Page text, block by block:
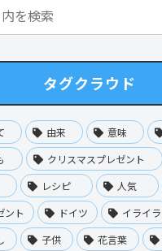
タグクラウド
由来 意味
クリスマスプレゼント
レシピ 人気
ント
ドイツ イライラ
子供 花言葉